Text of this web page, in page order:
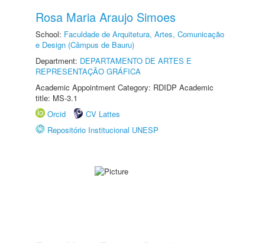
Rosa Maria Araujo Simoes
School: Faculdade de Arquitetura, Artes, Comunicação
e Design (Câmpus de Bauru)
Department: DEPARTAMENTO DE ARTES E
REPRESENTAÇÃO GRÁFICA
Academic Appointment Category: RDIDP Academic
title: MS-3.1
Orcid
CV Lattes
Repositório Institucional UNESP